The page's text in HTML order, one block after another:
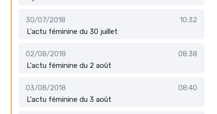
30/07/2018
10:32
L'actu féminine du 30 juillet
02/08/2018
08:38
L'actu féminine du 2 août
03/08/2018
08:40
L'actu féminine du 3 août